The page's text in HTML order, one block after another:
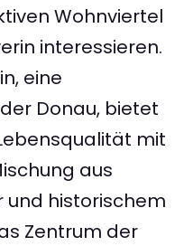
Wohnviertel
interessieren.
eine
Donau, bietet
mit
aus
und historischem
Zentrum der